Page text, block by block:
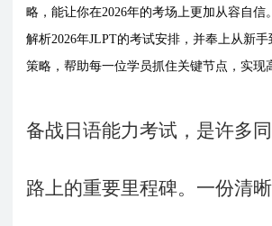
略，能让你在2026年的考场上更加从容自信
解析2026年JLPT的考试安排，并奉上从新
策略，帮助每一位学员抓住关键节点，实现
备战日语能力考试，是许多
路上的重要里程碑。一份清